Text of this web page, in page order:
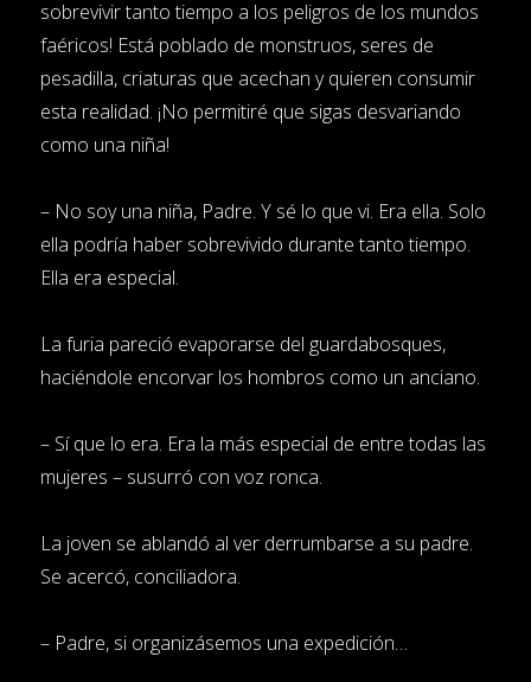
sobrevivir tanto tiempo a los peligros de los mundos
faéricos! Está poblado de monstruos, seres de
pesadilla, criaturas que acechan y quieren consumir
esta realidad. ¡No permitiré que sigas desvariando
como una niña!
– No soy una niña, Padre. Y sé lo que vi. Era ella. Solo
ella podría haber sobrevivido durante tanto tiempo.
Ella era especial.
La furia pareció evaporarse del guardabosques,
haciéndole encorvar los hombros como un anciano.
– Sí que lo era. Era la más especial de entre todas las
mujeres – susurró con voz ronca.
La joven se ablandó al ver derrumbarse a su padre.
Se acercó, conciliadora.
– Padre, si organizásemos una expedición…